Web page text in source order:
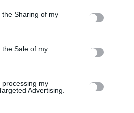
the Sharing of my
the Sale of my
processing my
Advertising.
σκόνης αναμένεται να
επόμενες ημέρες, σύμφωνα με τα